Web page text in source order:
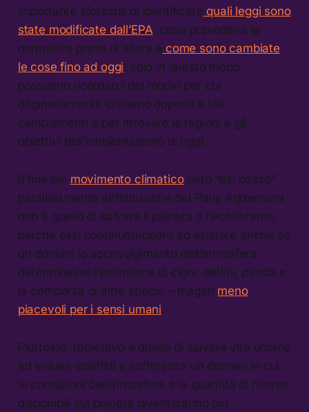
importante sforzarsi di identificare quali leggi sono
state modificate dall’EPA , cosa prevedeva la
normativa prima di allora e come sono cambiate
le cose fino ad oggi: solo in questo modo
possiamo ricordarci dei motivi per cui
originariamente ci siamo opposti a tali
cambiamenti e per ritrovare le ragioni e gli
obiettivi dell’ambientalismo di oggi.
Il fine del movimento climaticonato “dal basso”
parallelamente all’istituzione del Paris Agreement
non è quello di salvare il pianeta o l’ecosistema,
perché essi continuerebbero ad esistere anche se
un domani lo sconvolgimento dell’atmosfera
determinasse l’estinzione di cigni, delfini, panda e
la comparsa di altre specie – magari meno
piacevoli per i sensi umani.
Piuttosto, l’obiettivo è quello di salvare vite umane
ed evitare conflitti e sofferenze un domani in cui
le condizioni dell’atmosfera e la quantità di risorse
disponibili sul pianeta diventeranno più